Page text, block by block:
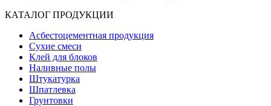
КАТАЛОГ ПРОДУКЦИИ
Асбестоцементная продукция
Сухие смеси
Клей для блоков
Наливные полы
Штукатурка
Шпатлевка
Грунтовки